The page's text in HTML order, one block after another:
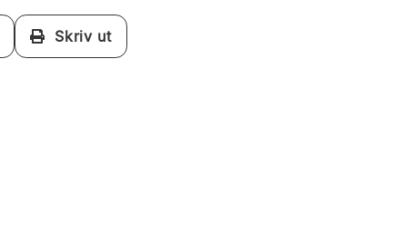
Skriv ut